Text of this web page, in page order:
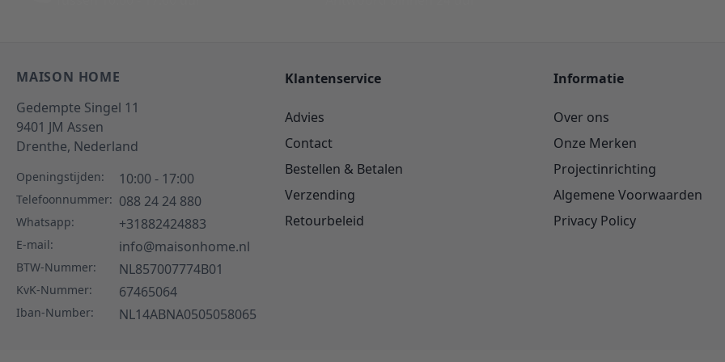
MAISON HOME
Gedempte Singel 11
9401 JM Assen
Drenthe, Nederland
Openingstijden: 10:00 - 17:00
Telefoonnummer: 088 24 24 880
Whatsapp: +31882424883
E-mail: info@maisonhome.nl
BTW-Nummer: NL857007774B01
KvK-Nummer: 67465064
Iban-Number: NL14ABNA0505058065
Klantenservice
Advies
Contact
Bestellen & Betalen
Verzending
Retourbeleid
Informatie
Over ons
Onze Merken
Projectinrichting
Algemene Voorwaarden
Privacy Policy